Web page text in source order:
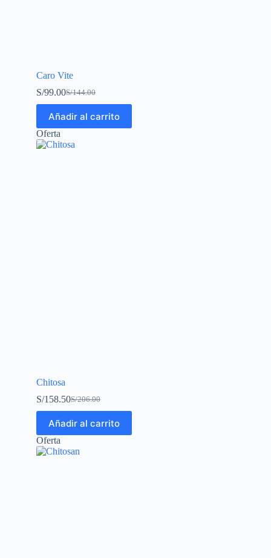
Caro Vite
S/144.00
S/99.00
Añadir al carrito
Oferta
Chitosa
S/206.00
S/158.50
Añadir al carrito
Oferta